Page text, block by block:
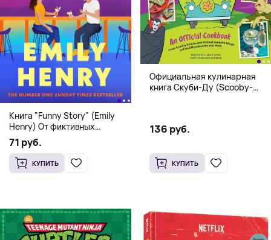
Книга "Funny Story" (Emily
Henry) От фиктивных
свиданий к реальной любви
71 руб.
КУПИТЬ
Официальная кулинарная
книга Скуби-Ду (Scooby-
136 руб.
КУПИТЬ